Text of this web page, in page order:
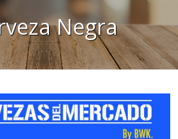
Negra